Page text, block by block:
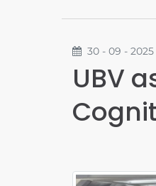
30 - 09 - 2025
UBV